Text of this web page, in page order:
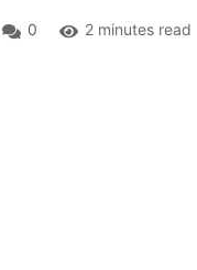
0 2 minutes read